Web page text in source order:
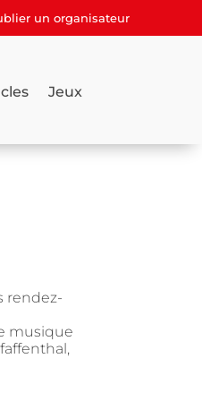
un organisateur
Jeux
rendez-
musique